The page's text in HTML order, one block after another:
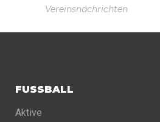
Vereinsnachrichten
FUSSBALL
Aktive